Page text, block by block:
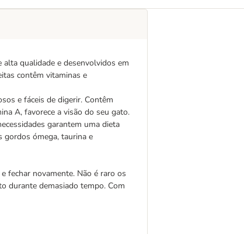
qualidade e desenvolvidos em
contêm vitaminas e
e fáceis de digerir. Contêm
A, favorece a visão do seu gato.
garantem uma dieta
gordos ómega, taurina e
fechar novamente. Não é raro os
durante demasiado tempo. Com